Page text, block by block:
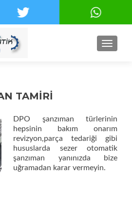
TAMİRİ
DPO şanzıman türlerinin
hepsinin bakım onarım
revizyon,parça tedariği gibi
hususlarda sezer otomatik
şanzıman yanınızda bize
uğramadan karar vermeyin.